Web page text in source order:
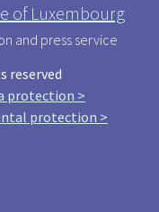
of Luxembourg
and press service
reserved
protection >
protection >